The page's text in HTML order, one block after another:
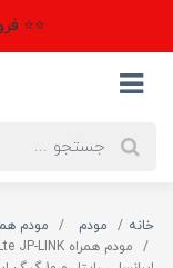
⭐⭐
خانه مودم
مودم